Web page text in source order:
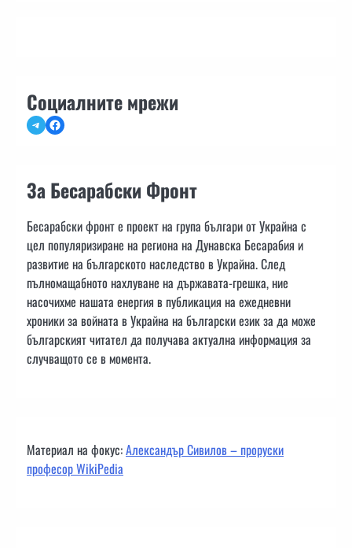
Социалните мрежи
TelegramFacebook
За Бесарабски Фронт
Бесарабски фронт е проект на група българи от Украйна с
цел популяризиране на региона на Дунавска Бесарабия и
развитие на българското наследство в Украйна. След
пълномащабното нахлуване на държавата-грешка, ние
насочихме нашата енергия в публикация на ежедневни
хроники за войната в Украйна на български език за да може
българският читател да получава актуална информация за
случващото се в момента.
Материал на фокус:Александър Сивилов – проруски
професор WikiPedia